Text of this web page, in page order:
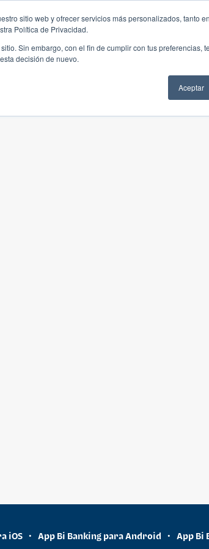
sitio web y ofrecer servicios más personalizados, tanto
Política de Privacidad.
Sin embargo, con el fin de cumplir con tus preferencias,
decisión de nuevo.
Aceptar
iOS • App Bi Banking para Android • App Bi